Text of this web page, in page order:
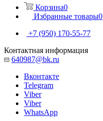
Корзина0
Избранные товары0
+7 (950) 170-55-77
Контактная информация
640987@bk.ru
Вконтакте
Telegram
Viber
Viber
WhatsApp